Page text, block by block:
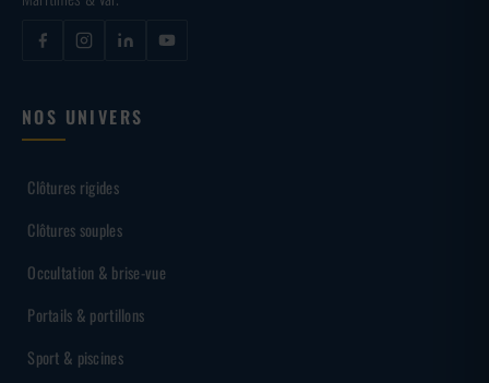
NOS UNIVERS
Clôtures rigides
Clôtures souples
Occultation & brise-vue
Portails & portillons
Sport & piscines